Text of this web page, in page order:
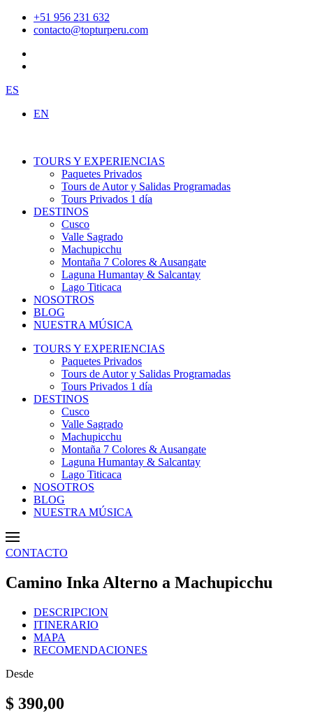
+51 956 231 632
contacto@topturperu.com
ES
EN
TOURS Y EXPERIENCIAS
Paquetes Privados
Tours de Autor y Salidas Programadas
Tours Privados 1 día
DESTINOS
Cusco
Valle Sagrado
Machupicchu
Montaña 7 Colores & Ausangate
Laguna Humantay & Salcantay
Lago Titicaca
NOSOTROS
BLOG
NUESTRA MÚSICA
TOURS Y EXPERIENCIAS
Paquetes Privados
Tours de Autor y Salidas Programadas
Tours Privados 1 día
DESTINOS
Cusco
Valle Sagrado
Machupicchu
Montaña 7 Colores & Ausangate
Laguna Humantay & Salcantay
Lago Titicaca
NOSOTROS
BLOG
NUESTRA MÚSICA
CONTACTO
Camino Inka Alterno a Machupicchu
DESCRIPCION
ITINERARIO
MAPA
RECOMENDACIONES
Desde
$ 390,00